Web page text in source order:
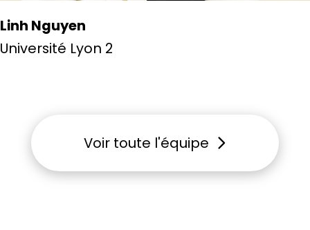
Linh Nguyen
Université Lyon 2
Voir toute l'équipe